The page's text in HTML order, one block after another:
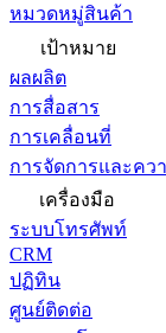
หมวดหมู่สินค้า
เป้าหมาย
ผลผลิต
การสื่อสาร
การเคลื่อนที่
การจัดการและคว
เครื่องมือ
ระบบโทรศัพท์
CRM
ปฏิทิน
ศูนย์ติดต่อ